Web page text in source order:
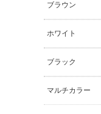
ブラウン
ホワイト
ブラック
マルチカラー